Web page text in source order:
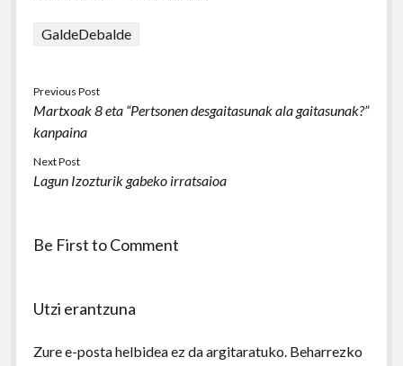
GaldeDebalde
Previous Post
Martxoak 8 eta “Pertsonen desgaitasunak ala gaitasunak?”
kanpaina
Next Post
Lagun Izozturik gabeko irratsaioa
Be First to Comment
Utzi erantzuna
Zure e-posta helbidea ez da argitaratuko. Beharrezko